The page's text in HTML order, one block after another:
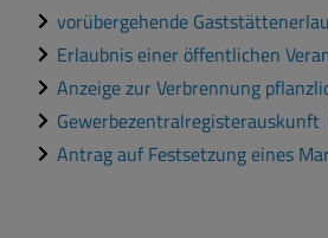
vorübergehende
Erlaubnis einer öffentlichen
Anzeige zur Verbrennung
Gewerbezentralregisterauskunft
Antrag auf Festsetzung eines